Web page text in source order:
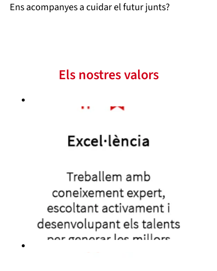
Ens acompanyes a cuidar el futur junts?
Els nostres valors